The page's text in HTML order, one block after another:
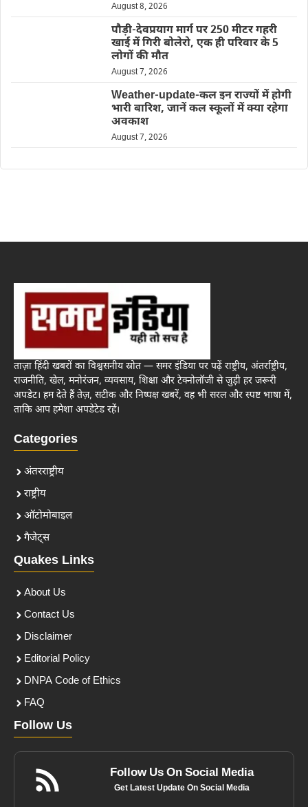
August 8, 2026
पौड़ी-देवप्रयाग मार्ग पर 250 मीटर गहरी
खाई में गिरी बोलेरो, एक ही परिवार के 5
लोगों की मौत
August 7, 2026
Weather-update-कल इन राज्यों में होगी
भारी बारिश, जानें कल स्कूलों में क्या रहेगा
अवकाश
August 7, 2026
ताज़ा हिंदी खबरों का विश्वसनीय स्रोत — समर इंडिया पर पढ़ें राष्ट्रीय, अंतर्राष्ट्रीय,
राजनीति, खेल, मनोरंजन, व्यवसाय, शिक्षा और टेक्नोलॉजी से जुड़ी हर जरूरी
अपडेट। हम देते हैं तेज़, सटीक और निष्पक्ष खबरें, वह भी सरल और स्पष्ट भाषा में,
ताकि आप हमेशा अपडेटेड रहें।
Categories
अंतरराष्ट्रीय
राष्ट्रीय
ऑटोमोबाइल
गैजेट्स
Quakes Links
About Us
Contact Us
Disclaimer
Editorial Policy
DNPA Code of Ethics
FAQ
Follow Us
Follow Us On Social Media
Get Latest Update On Social Media